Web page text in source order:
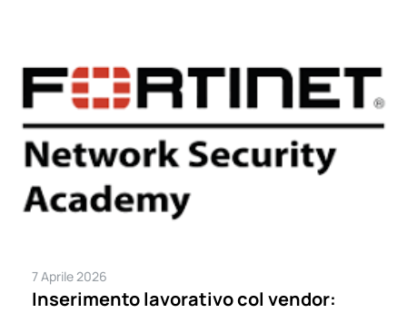
7 Aprile 2026
Inserimento lavorativo col vendor: